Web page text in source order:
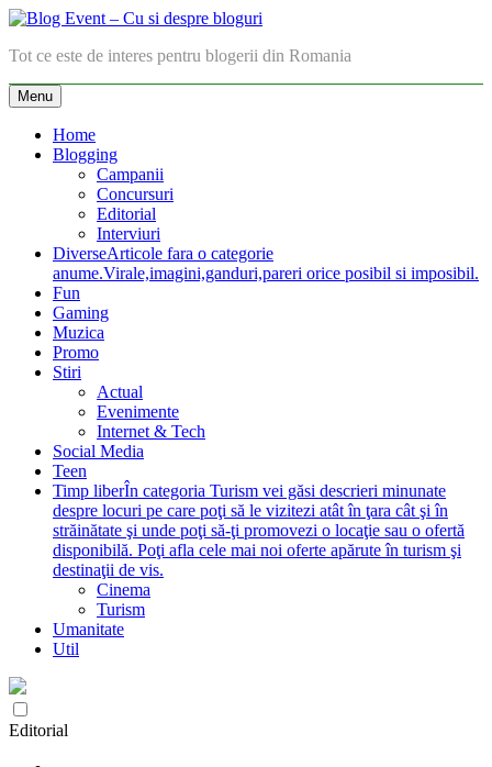
Skip
content
Blog Event – Cu si despre bloguri
Tot ce este de interes pentru blogerii din Romania
Menu
Home
Blogging
Campanii
Concursuri
Editorial
Interviuri
DiverseArticole fara o categorie
anume.Virale,imagini,ganduri,pareri orice posibil si imposibil.
Fun
Gaming
Muzica
Promo
Stiri
Actual
Evenimente
Internet & Tech
Social Media
Teen
Timp liberÎn categoria Turism vei găsi descrieri minunate
despre locuri pe care poţi să le vizitezi atât în ţara cât şi în
străinătate şi unde poţi să-ţi promovezi o locaţie sau o ofertă
disponibilă. Poţi afla cele mai noi oferte apărute în turism şi
destinaţii de vis.
Cinema
Turism
Umanitate
Util
Editorial